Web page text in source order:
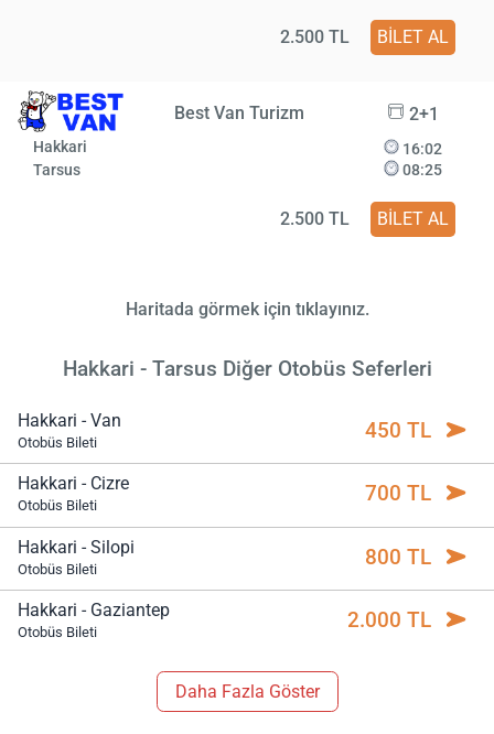
2.500 TL BİLET AL
Best Van Turizm 2+1
Hakkari
Tarsus
16:02
08:25
2.500 TL BİLET AL
Haritada görmek için tıklayınız.
Hakkari - Tarsus Diğer Otobüs Seferleri
Hakkari - Van
Otobüs Bileti 450 TL
Hakkari - Cizre
Otobüs Bileti 700 TL
Hakkari - Silopi
Otobüs Bileti 800 TL
Hakkari - Gaziantep
Otobüs Bileti 2.000 TL
Daha Fazla Göster